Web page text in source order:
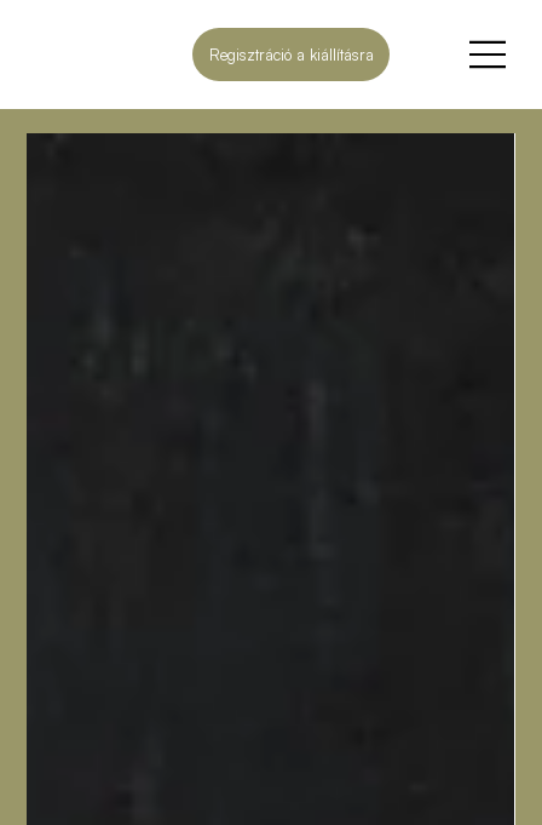
Regisztráció a kiállításra